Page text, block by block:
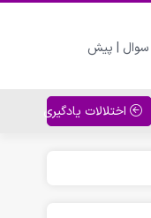
اختلالات یادگیری